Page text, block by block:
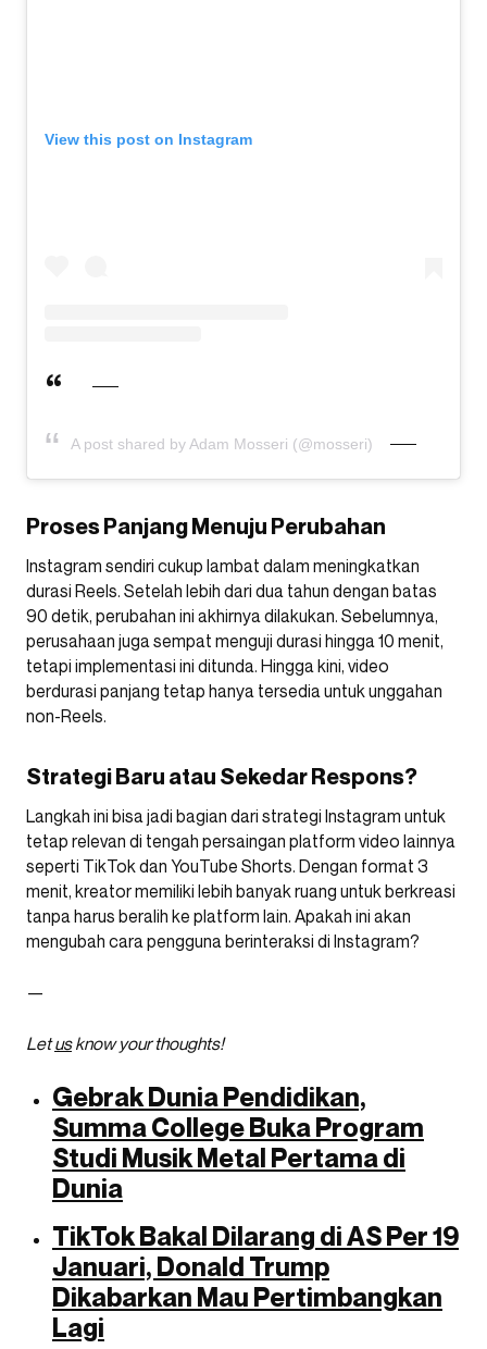
View this post on Instagram
A post shared by Adam Mosseri (@mosseri)
Proses Panjang Menuju Perubahan
Instagram sendiri cukup lambat dalam meningkatkan
durasi Reels. Setelah lebih dari dua tahun dengan batas
90 detik, perubahan ini akhirnya dilakukan. Sebelumnya,
perusahaan juga sempat menguji durasi hingga 10 menit,
tetapi implementasi ini ditunda. Hingga kini, video
berdurasi panjang tetap hanya tersedia untuk unggahan
non-Reels.
Strategi Baru atau Sekedar Respons?
Langkah ini bisa jadi bagian dari strategi Instagram untuk
tetap relevan di tengah persaingan platform video lainnya
seperti TikTok dan YouTube Shorts. Dengan format 3
menit, kreator memiliki lebih banyak ruang untuk berkreasi
tanpa harus beralih ke platform lain. Apakah ini akan
mengubah cara pengguna berinteraksi di Instagram?
—
Letusknow your thoughts!
Gebrak Dunia Pendidikan,
Summa College Buka Program
Studi Musik Metal Pertama di
Dunia
TikTok Bakal Dilarang di AS Per 19
Januari, Donald Trump
Dikabarkan Mau Pertimbangkan
Lagi